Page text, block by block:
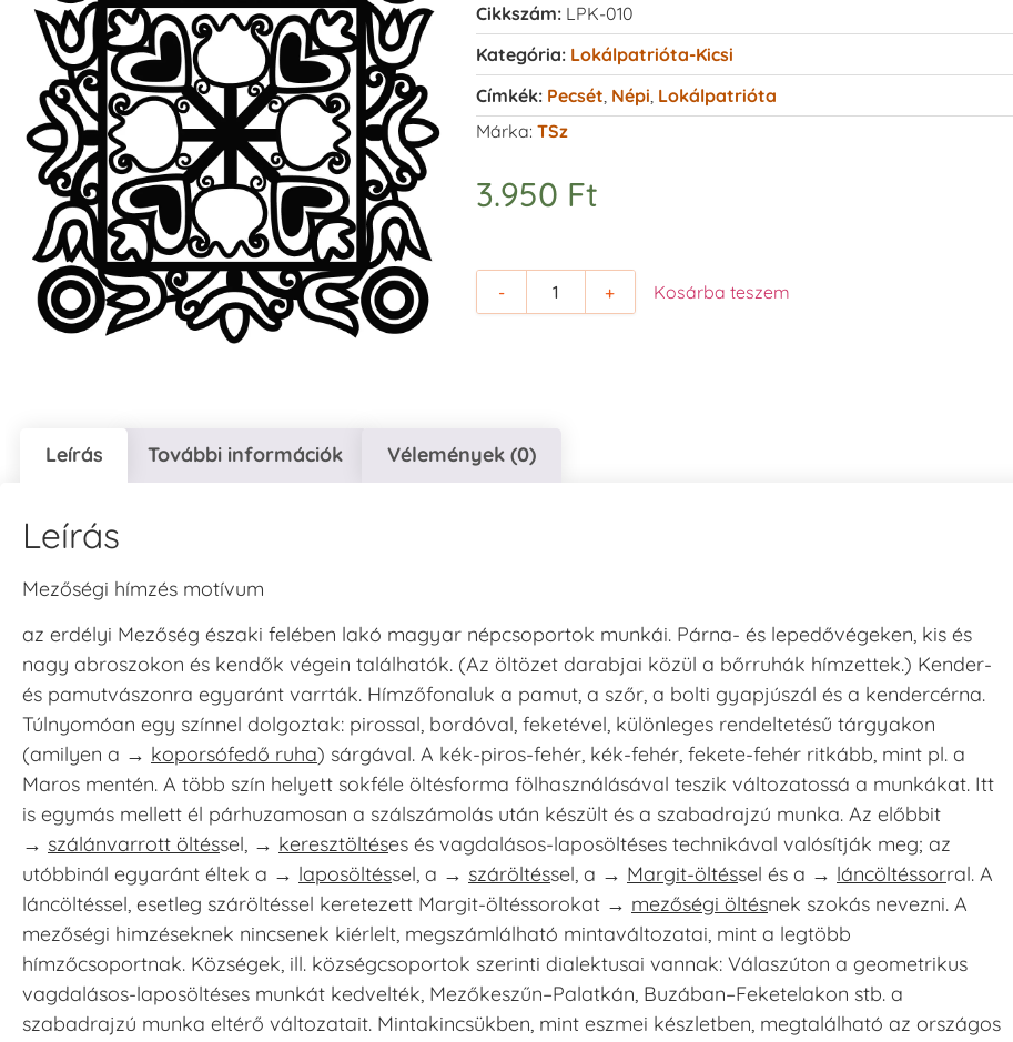
Cikkszám: LPK-010
Kategória: Lokálpatrióta-Kicsi
Címkék: Pecsét Népi Lokálpatrióta
Márka: TSz
3.950 Ft
- + Kosárba teszem
Leírás További információk Vélemények (0)
Leírás
Mezőségi hímzés motívum
az erdélyi Mezőség északi felében lakó magyar népcsoportok munkái. Párna- és lepedővégeken, kis és
nagy abroszokon és kendők végein találhatók. (Az öltözet darabjai közül a bőrruhák hímzettek.) Kender-
és pamutvászonra egyaránt varrták. Hímzőfonaluk a pamut, a szőr, a bolti gyapjúszál és a kendercérna.
Túlnyomóan egy színnel dolgoztak: pirossal, bordóval, feketével, különleges rendeltetésű tárgyakon
(amilyen a → koporsófedő ruha) sárgával. A kék-piros-fehér, kék-fehér, fekete-fehér ritkább, mint pl. a
Maros mentén. A több szín helyett sokféle öltésforma fölhasználásával teszik változatossá a munkákat. Itt
is egymás mellett él párhuzamosan a szálszámolás után készült és a szabadrajzú munka. Az előbbit
→ szálánvarrott öltéssel, → keresztöltéses és vagdalásos-laposöltéses technikával valósítják meg; az
utóbbinál egyaránt éltek a → laposöltéssel, a → száröltéssel, a → Margit-öltéssel és a → láncöltéssorral. A
láncöltéssel, esetleg száröltéssel keretezett Margit-öltéssorokat → mezőségi öltésnek szokás nevezni. A
mezőségi himzéseknek nincsenek kiérlelt, megszámlálható mintaváltozatai, mint a legtöbb
hímzőcsoportnak. Községek, ill. községcsoportok szerinti dialektusai vannak: Válaszúton a geometrikus
vagdalásos-laposöltéses munkát kedvelték, Mezőkeszűn–Palatkán, Buzában–Feketelakon stb. a
szabadrajzú munka eltérő változatait. Mintakincsükben, mint eszmei készletben, megtalálható az országos